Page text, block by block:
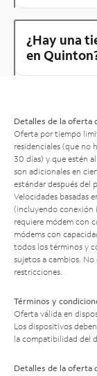
¿Hay una
en
Detalles de la oferta
Oferta por tiempo
residenciales (que no
30 días) y que estén
son adicionales en
estándar después del
Velocidades basadas
(incluyendo conexión
requiere módem con
módems con
todos los términos y
sujetos a cambios. No
restricciones.
Términos y
Oferta válida en
Los dispositivos
la compatibilidad del
Detalles de la oferta